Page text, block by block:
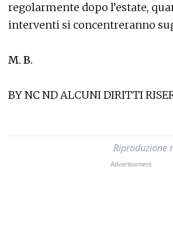
regolarmente dopo l’estate,
interventi si concentreranno
M. B.
BY NC ND ALCUNI DIRITTI
Riproduzione